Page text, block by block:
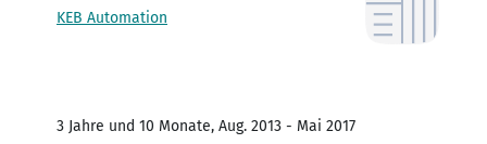
KEB Automation
3 Jahre und 10 Monate, Aug. 2013 - Mai 2017